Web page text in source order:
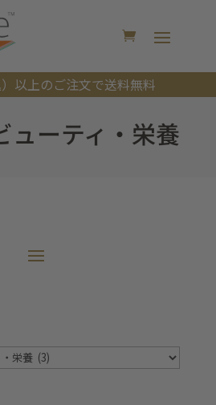
以上のご注文で送料無料
ューティ・栄養